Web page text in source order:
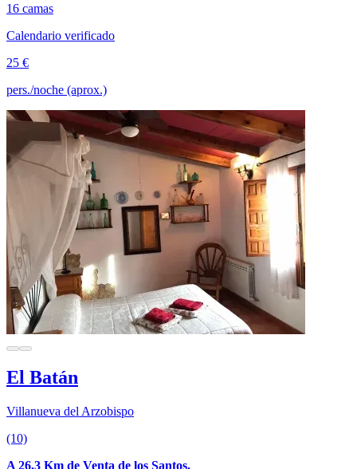
16 camas
Calendario verificado
25 €
pers./noche (aprox.)
El Batán
Villanueva del Arzobispo
(10)
A 26.3 Km de Venta de los Santos.